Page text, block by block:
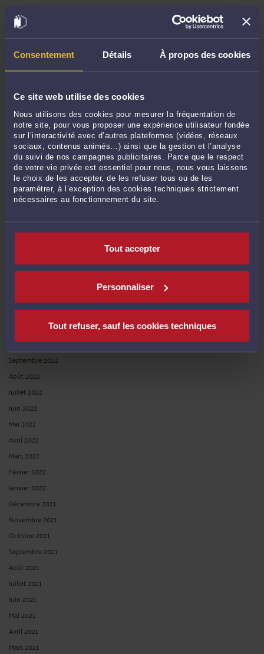
Consentement Détails À propos des cookies
Ce site web utilise des cookies
Nous utilisons des cookies pour mesurer la fréquentation de
notre site, pour vous proposer une expérience utilisateur fondée
sur l’interactivité avec d’autres plateformes (vidéos, réseaux
sociaux, contenus animés…) ainsi que la gestion et l’analyse
du suivi de nos campagnes publicitaires. Parce que le respect
de votre vie privée est essentiel pour nous, nous vous laissons
le choix de les accepter, de les refuser tous ou de les
paramétrer, à l’exception des cookies techniques strictement
nécessaires au fonctionnement du site.
Tout accepter
Personnaliser
Tout refuser, sauf les cookies techniques
Juin 2024
Mai 2024
Avril 2024
Mars 2024
Décembre 2023
Novembre 2023
Octobre 2023
Septembre 2023
Août 2023
Juillet 2023
Mai 2023
Mars 2023
Décembre 2022
Novembre 2022
Octobre 2022
Septembre 2022
Août 2022
Juillet 2022
Juin 2022
Mai 2022
Avril 2022
Mars 2022
Février 2022
Janvier 2022
Décembre 2021
Novembre 2021
Octobre 2021
Septembre 2021
Août 2021
Juillet 2021
Juin 2021
Mai 2021
Avril 2021
Mars 2021